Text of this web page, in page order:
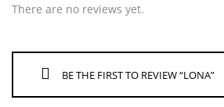
There are no reviews yet.
BE THE FIRST TO REVIEW “LONA”